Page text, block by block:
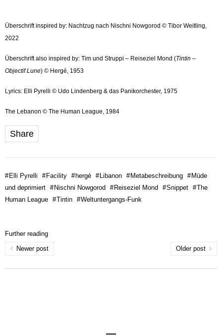
Überschrift inspired by: Nachtzug nach Nischni Nowgorod © Tibor Weitling,
2022
Überschrift also inspired by: Tim und Struppi – Reiseziel Mond (Tintin –
Objectif Lune) © Hergé, 1953
Lyrics: Elli Pyrelli © Udo Lindenberg & das Panikorchester, 1975
The Lebanon © The Human League, 1984
Share
#Elli Pyrelli #Facility #hergé #Libanon #Metabeschreibung #Müde
und deprimiert #Nischni Nowgorod #Reiseziel Mond #Snippet #The
Human League #Tintin #Weltuntergangs-Funk
Further reading
Older post
Newer post